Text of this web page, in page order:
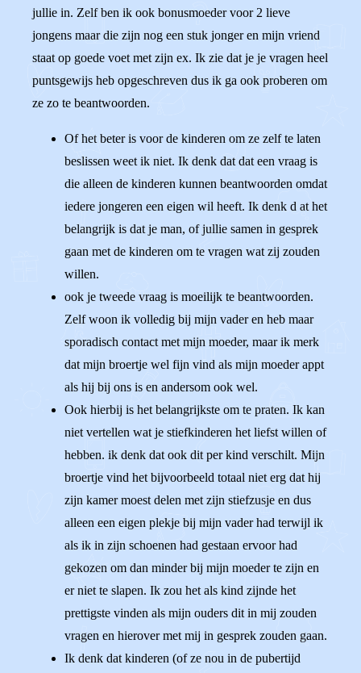
jullie in. Zelf ben ik ook bonusmoeder voor 2 lieve
jongens maar die zijn nog een stuk jonger en mijn vriend
staat op goede voet met zijn ex. Ik zie dat je je vragen heel
puntsgewijs heb opgeschreven dus ik ga ook proberen om
ze zo te beantwoorden.
Of het beter is voor de kinderen om ze zelf te laten
beslissen weet ik niet. Ik denk dat dat een vraag is
die alleen de kinderen kunnen beantwoorden omdat
iedere jongeren een eigen wil heeft. Ik denk d at het
belangrijk is dat je man, of jullie samen in gesprek
gaan met de kinderen om te vragen wat zij zouden
willen.
ook je tweede vraag is moeilijk te beantwoorden.
Zelf woon ik volledig bij mijn vader en heb maar
sporadisch contact met mijn moeder, maar ik merk
dat mijn broertje wel fijn vind als mijn moeder appt
als hij bij ons is en andersom ook wel.
Ook hierbij is het belangrijkste om te praten. Ik kan
niet vertellen wat je stiefkinderen het liefst willen of
hebben. ik denk dat ook dit per kind verschilt. Mijn
broertje vind het bijvoorbeeld totaal niet erg dat hij
zijn kamer moest delen met zijn stiefzusje en dus
alleen een eigen plekje bij mijn vader had terwijl ik
als ik in zijn schoenen had gestaan ervoor had
gekozen om dan minder bij mijn moeder te zijn en
er niet te slapen. Ik zou het als kind zijnde het
prettigste vinden als mijn ouders dit in mij zouden
vragen en hierover met mij in gesprek zouden gaan.
Ik denk dat kinderen (of ze nou in de pubertijd